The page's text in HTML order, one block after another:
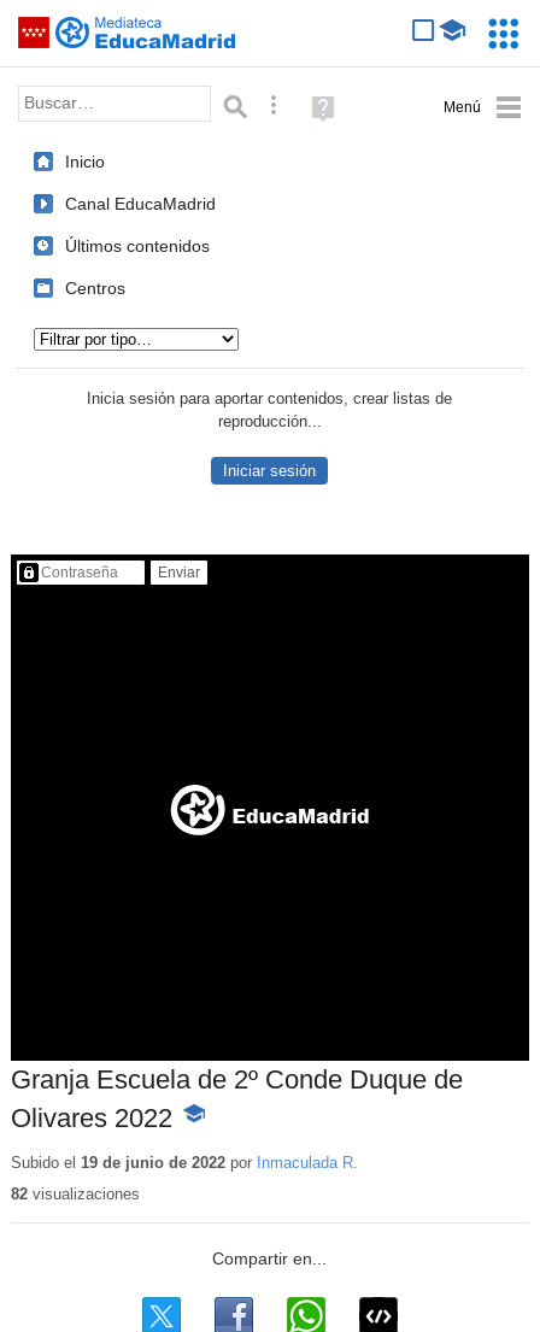
Saltar navegación
Palabra o frase: Búsqueda avanzada
Ayuda
(en
Inicio
Canal EducaMadrid
Últimos contenidos
Centros
Inicia sesión para aportar contenidos, crear listas de
reproducción...
Iniciar sesión
Contenido protegido…
Granja Escuela de 2º Conde Duque de
Olivares 2022 -
educativo
Subido el 19 de junio de 2022por Inmaculada R.
82visualizaciones